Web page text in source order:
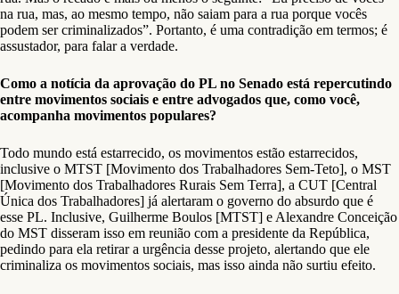
na rua, mas, ao mesmo tempo, não saiam para a rua porque vocês
podem ser criminalizados”. Portanto, é uma contradição em termos; é
assustador, para falar a verdade.
Como a notícia da aprovação do PL no Senado está repercutindo
entre movimentos sociais e entre advogados que, como você,
acompanha movimentos populares?
Todo mundo está estarrecido, os movimentos estão estarrecidos,
inclusive o MTST [Movimento dos Trabalhadores Sem-Teto], o MST
[Movimento dos Trabalhadores Rurais Sem Terra], a CUT [Central
Única dos Trabalhadores] já alertaram o governo do absurdo que é
esse PL. Inclusive, Guilherme Boulos [MTST] e Alexandre Conceição
do MST disseram isso em reunião com a presidente da República,
pedindo para ela retirar a urgência desse projeto, alertando que ele
criminaliza os movimentos sociais, mas isso ainda não surtiu efeito.